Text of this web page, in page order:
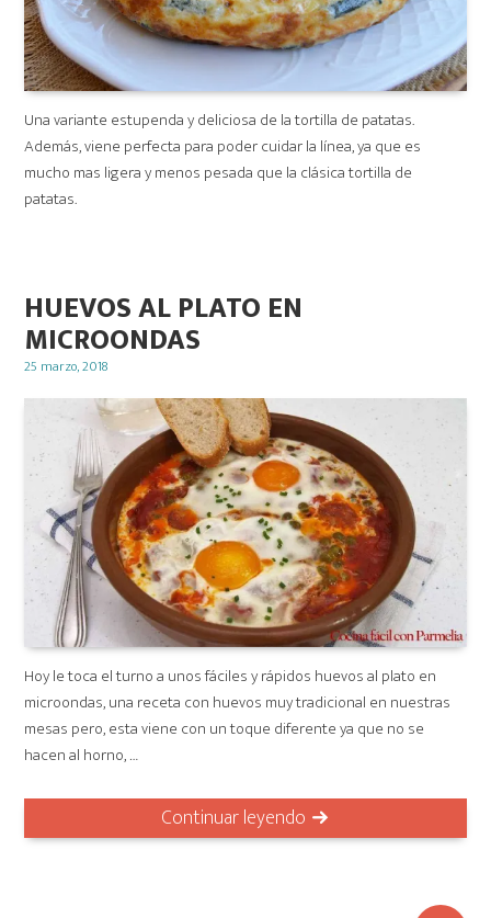
Una variante estupenda y deliciosa de la tortilla de patatas.
Además, viene perfecta para poder cuidar la línea, ya que es
mucho mas ligera y menos pesada que la clásica tortilla de
patatas.
HUEVOS AL PLATO EN
MICROONDAS
Posted
25 marzo, 2018
Hoy le toca el turno a unos fáciles y rápidos huevos al plato en
microondas, una receta con huevos muy tradicional en nuestras
mesas pero, esta viene con un toque diferente ya que no se
hacen al horno, …
Continuar leyendo